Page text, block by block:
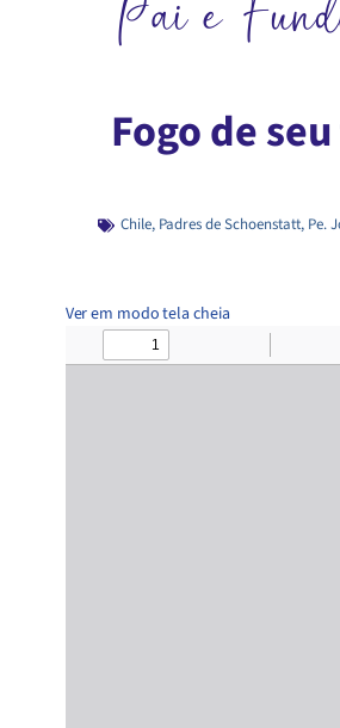
Pai e
Fogo de
Chile, Padres de Schoenstatt, Pe.
Ver em modo tela cheia